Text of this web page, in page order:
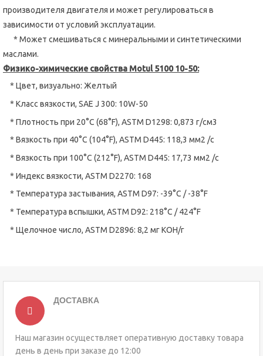
производителя двигателя и может регулироваться в
зависимости от условий эксплуатации.
* Может смешиваться с минеральными и синтетическими
маслами.
Физико-химические свойства Motul5100 10-50:
* Цвет, визуально: Желтый
* Класс вязкости, SAE J 300: 10W-50
* Плотность при 20°C (68°F), ASTM D1298: 0,873 г/см3
* Вязкость при 40°C (104°F), ASTM D445: 118,3 мм2 /с
* Вязкость при 100°C (212°F), ASTM D445: 17,73 мм2 /с
* Индекс вязкости, ASTM D2270: 168
* Температура застывания, ASTM D97: -39°C / -38°F
* Температура вспышки, ASTM D92: 218°C / 424°F
* Щелочное число, ASTM D2896: 8,2 мг KOH/г
ДОСТАВКА
Наш магазин осуществляет оперативную доставку товара
день в день при заказе до 12:00